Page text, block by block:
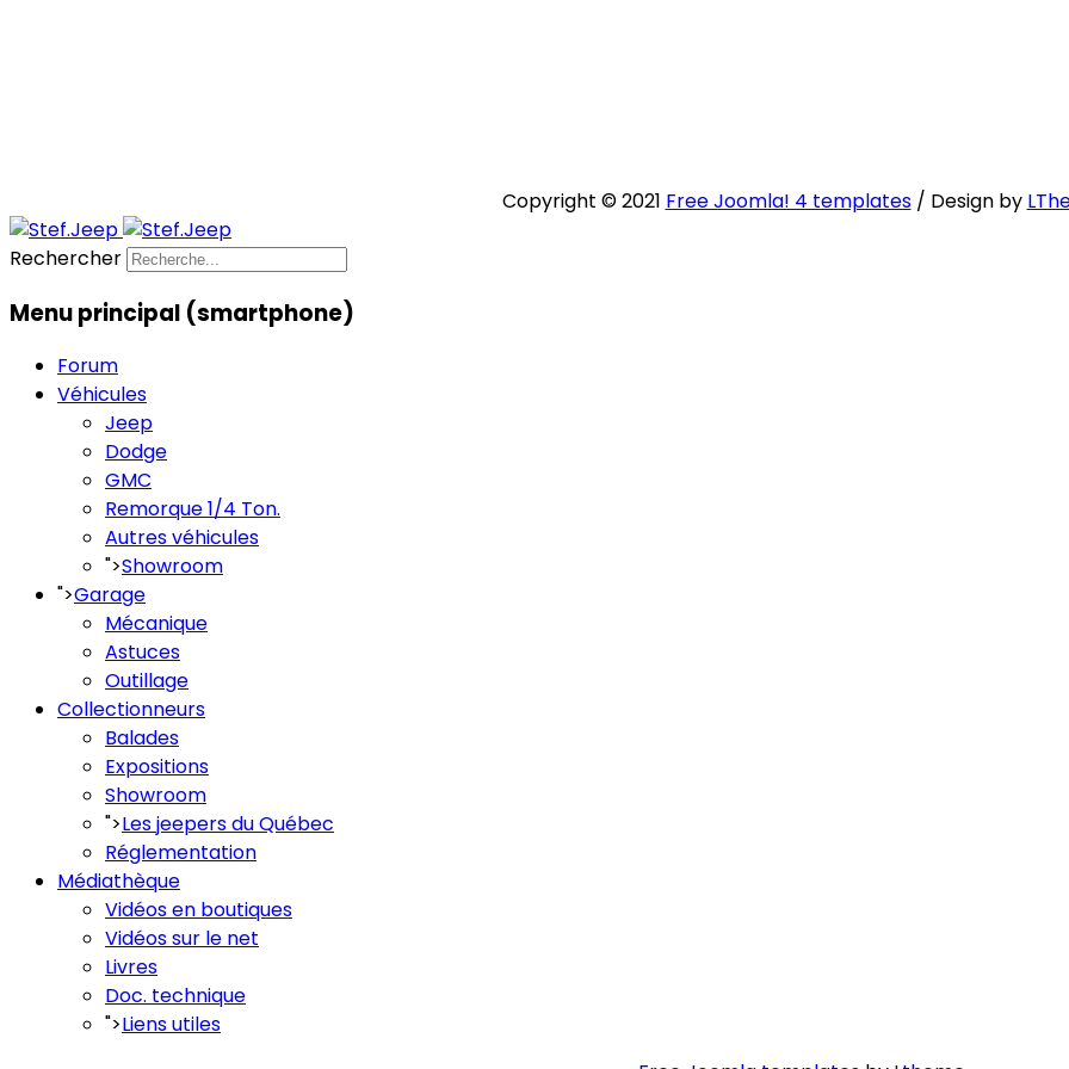
Copyright © 2021 Free Joomla! 4 templates/ Design by
Rechercher
Menu principal (smartphone)
Forum
Véhicules
Jeep
Dodge
GMC
Remorque 1/4 Ton.
Autres véhicules
">Showroom
">Garage
Mécanique
Astuces
Outillage
Collectionneurs
Balades
Expositions
Showroom
">Les jeepers du Québec
Réglementation
Médiathèque
Vidéos en boutiques
Vidéos sur le net
Livres
Doc. technique
">Liens utiles